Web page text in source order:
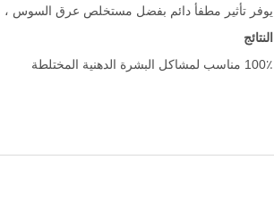
يوفر تأثير مطفأ دائم بفضل مستخلص عرق السوس ،
النتائج
100٪ مناسب لمشاكل البشرة الدهنية المختلطة